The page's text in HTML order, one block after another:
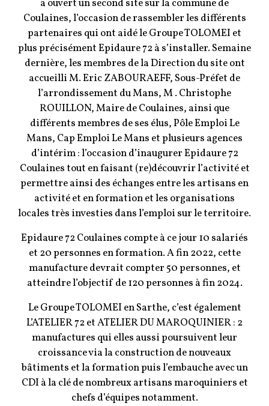
a ouvert un second site sur la commune de
Coulaines, l’occasion de rassembler les différents
partenaires qui ont aidé le Groupe TOLOMEI et
plus précisément Epidaure 72 à s’installer. Semaine
dernière, les membres de la Direction du site ont
accueilli M. Eric ZABOURAEFF, Sous-Préfet de
l’arrondissement du Mans, M . Christophe
ROUILLON, Maire de Coulaines, ainsi que
différents membres de ses élus, Pôle Emploi Le
Mans, Cap Emploi Le Mans et plusieurs agences
d’intérim : l’occasion d’inaugurer Epidaure 72
Coulaines tout en faisant (re)découvrir l’activité et
permettre ainsi des échanges entre les artisans en
activité et en formation et les organisations
locales très investies dans l’emploi sur le territoire.
Epidaure 72 Coulaines compte à ce jour 10 salariés
et 20 personnes en formation. A fin 2022, cette
manufacture devrait compter 50 personnes, et
atteindre l’objectif de 120 personnes à fin 2024.
Le Groupe TOLOMEI en Sarthe, c’est également
L’ATELIER 72 et ATELIER DU MAROQUINIER : 2
manufactures qui elles aussi poursuivent leur
croissance via la construction de nouveaux
bâtiments et la formation puis l’embauche avec un
CDI à la clé de nombreux artisans maroquiniers et
chefs d’équipes notamment.